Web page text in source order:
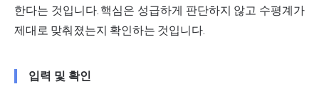
한다는 것입니다. 핵심은 성급하게 판단하지 않고 수평계가
제대로 맞춰졌는지 확인하는 것입니다.
입력 및 확인